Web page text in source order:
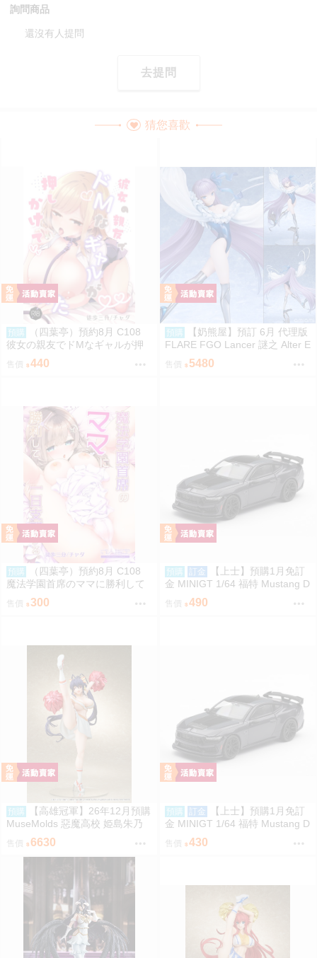
詢問商品
還沒有人提問
去提問
猜您喜歡
預購
（四葉亭）預約8月 C108
彼女の親友でドМなギャルが押
しかけて来た チャダ
440
預購
【奶熊屋】預訂 6月 代理版
FLARE FGO Lancer 謎之 Alter E
go ・Λ 第二再臨 0920
5480
預購
（四葉亭）預約8月 C108
魔法学園首席のママに勝利して
一日支配する。 チャダ
售價 300
預購 訂金
【上士】預購1月免訂
金 MINIGT 1/64 福特 Mustang D
ark Horse 藍 左駕吊卡 39691 08
售價 490
預購
【高雄冠軍】26年12月預購
MuseMolds 惡魔高校 姫島朱乃
啦啦隊Ver 1/6 免訂金0907
6630
預購 訂金
【上士】預購1月免訂
金 MINIGT 1/64 福特 Mustang D
ark Horse 藍 右駕 39693 0809
430